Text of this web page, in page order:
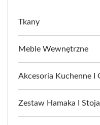
Tkany
Meble Wewnętrzne
Akcesoria Kuchenne I
Zestaw Hamaka I